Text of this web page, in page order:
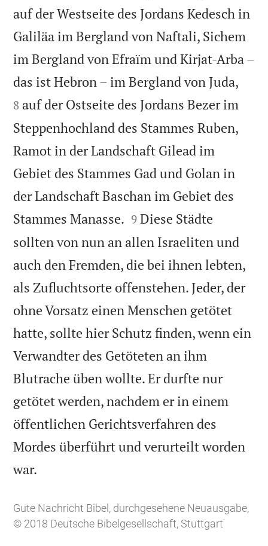
auf der Westseite des Jordans Kedesch in
Galiläa im Bergland von Naftali, Sichem
im Bergland von Efraïm und Kirjat-Arba –
das ist Hebron – im Bergland von Juda,
8 auf der Ostseite des Jordans Bezer im
Steppenhochland des Stammes Ruben,
Ramot in der Landschaft Gilead im
Gebiet des Stammes Gad und Golan in
der Landschaft Baschan im Gebiet des
Stammes Manasse. 

9 Diese Städte
sollten von nun an allen Israeliten und
auch den Fremden, die bei ihnen lebten,
als Zufluchtsorte offenstehen. Jeder, der
ohne Vorsatz einen Menschen getötet
hatte, sollte hier Schutz finden, wenn ein
Verwandter des Getöteten an ihm
Blutrache üben wollte. Er durfte nur
getötet werden, nachdem er in einem
öffentlichen Gerichtsverfahren des
Mordes überführt und verurteilt worden
war.
Gute Nachricht Bibel, durchgesehene Neuausgabe,
© 2018 Deutsche Bibelgesellschaft, Stuttgart